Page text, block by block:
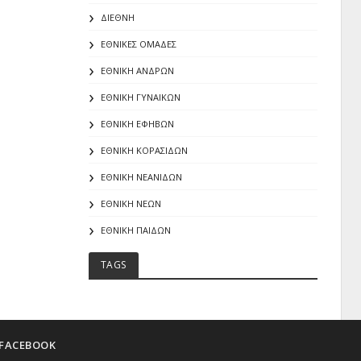
ΔΙΕΘΝΗ
ΕΘΝΙΚΕΣ ΟΜΑΔΕΣ
ΕΘΝΙΚΗ ΑΝΔΡΩΝ
ΕΘΝΙΚΗ ΓΥΝΑΙΚΩΝ
ΕΘΝΙΚΗ ΕΦΗΒΩΝ
ΕΘΝΙΚΗ ΚΟΡΑΣΙΔΩΝ
ΕΘΝΙΚΗ ΝΕΑΝΙΔΩΝ
ΕΘΝΙΚΗ ΝΕΩΝ
ΕΘΝΙΚΗ ΠΑΙΔΩΝ
TAGS